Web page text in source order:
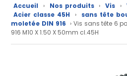
Accueil › Nos produits › Vis ›
Acier classe 45H
›
sans tête
moletée DIN 916 › Vis sans tête 6
916 M10 X 1.50 X 50mm cl.45H